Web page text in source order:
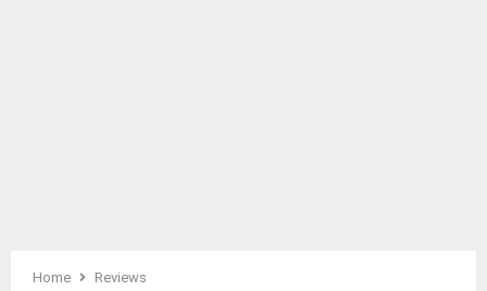
Home
Reviews